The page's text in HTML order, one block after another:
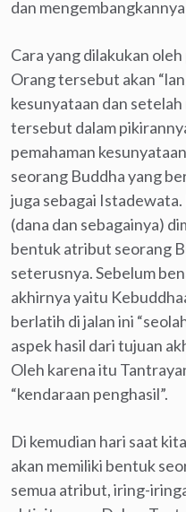
dan
Cara yang dilakukan
Orang tersebut akan
kesunyataan dan
tersebut dalam
pemahaman
seorang Buddha yang
juga sebagai
(dana dan sebagainya)
bentuk atribut seorang
seterusnya. Sebelum
akhirnya yaitu
berlatih di jalan ini
aspek hasil dari tujuan
Oleh karena itu
“kendaraan penghasil”.
Di kemudian hari saat
akan memiliki bentuk
semua atribut, iring-